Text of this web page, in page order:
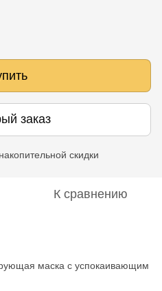
заказ
скидки
К сравнению
маска с успокаивающим